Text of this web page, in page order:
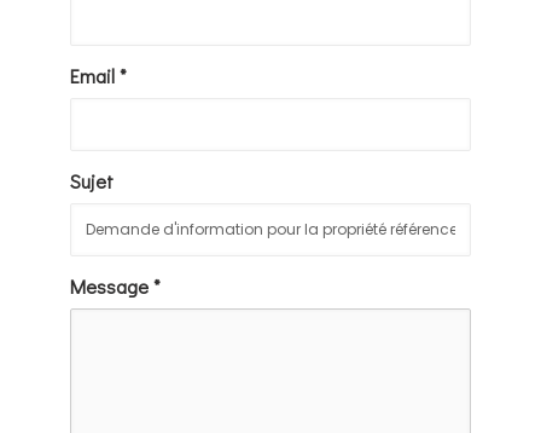
Email *
Sujet
Message *